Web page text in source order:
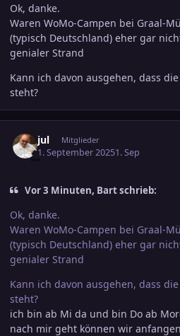
Ok, danke.
Waren WoMo-Campen bei Graal-
(typisch Deutschland) eher gar
genialer Strand
Kann ich davon ausgehen, dass
steht?
jul Mitglieder
1. September 20251. Sep
Vor 3 Minuten, Bart schrieb:
Ok, danke.
Waren WoMo-Campen bei Graal-
(typisch Deutschland) eher gar
genialer Strand
Kann ich davon ausgehen, dass
steht?
ich bin ab Mi da und bin Do ab
nach mir geht können wir